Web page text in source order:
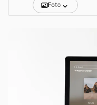
Foto